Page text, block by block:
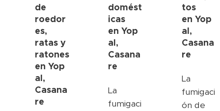
de
roedor
es,
ratas y
ratones
enYop
al,
Casana
re
domést
icas
enYop
al,
Casana
re
La
fumigaci
tos
en Yop
al,
Casana
re
La
fumigaci
ón de